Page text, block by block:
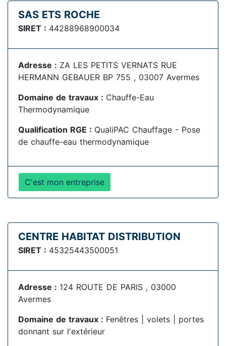
SAS ETS ROCHE
SIRET : 44288968900034
Adresse : ZA LES PETITS VERNATS RUE
HERMANN GEBAUER BP 755 , 03007 Avermes
Domaine de travaux : Chauffe-Eau
Thermodynamique
Qualification RGE : QualiPAC Chauffage - Pose
de chauffe-eau thermodynamique
C'est mon entreprise
CENTRE HABITAT DISTRIBUTION
SIRET : 45325443500051
Adresse : 124 ROUTE DE PARIS , 03000
Avermes
Domaine de travaux : Fenêtres | volets | portes
donnant sur l'extérieur